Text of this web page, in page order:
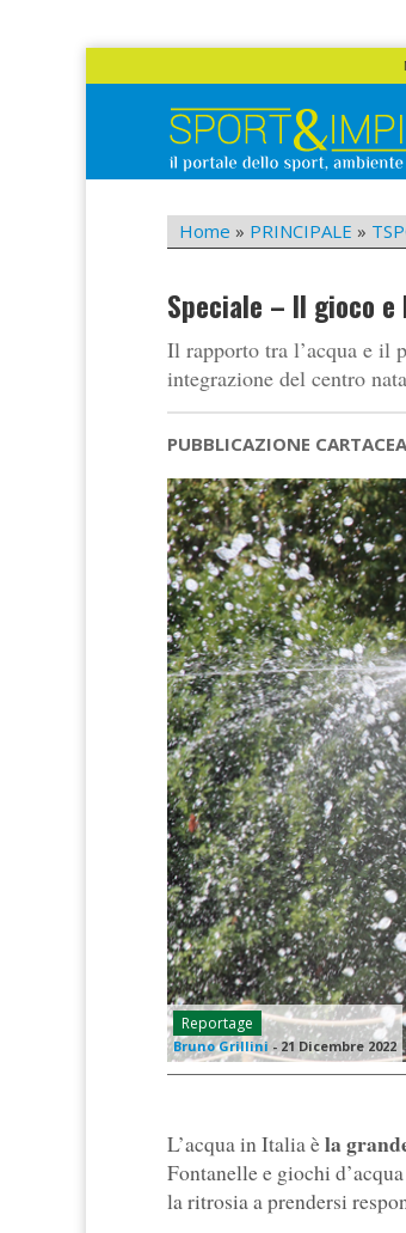
Home » PRINCIPALE »
Speciale – Il gioco e
Il rapporto tra l’acqua e il
integrazione del centro
PUBBLICAZIONE
Reportage
Bruno Grillini - 21 Dicembre 2022
L’acqua in Italia èla
Fontanelle e giochi
la ritrosia a prendersi